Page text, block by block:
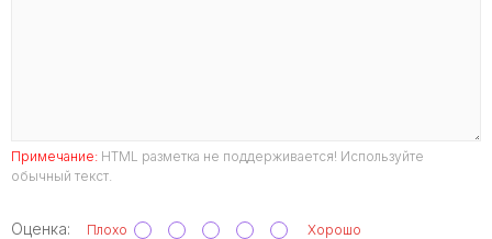
Примечание: HTML разметка не поддерживается! Используйте
обычный текст.
Оценка: Плохо Хорошо